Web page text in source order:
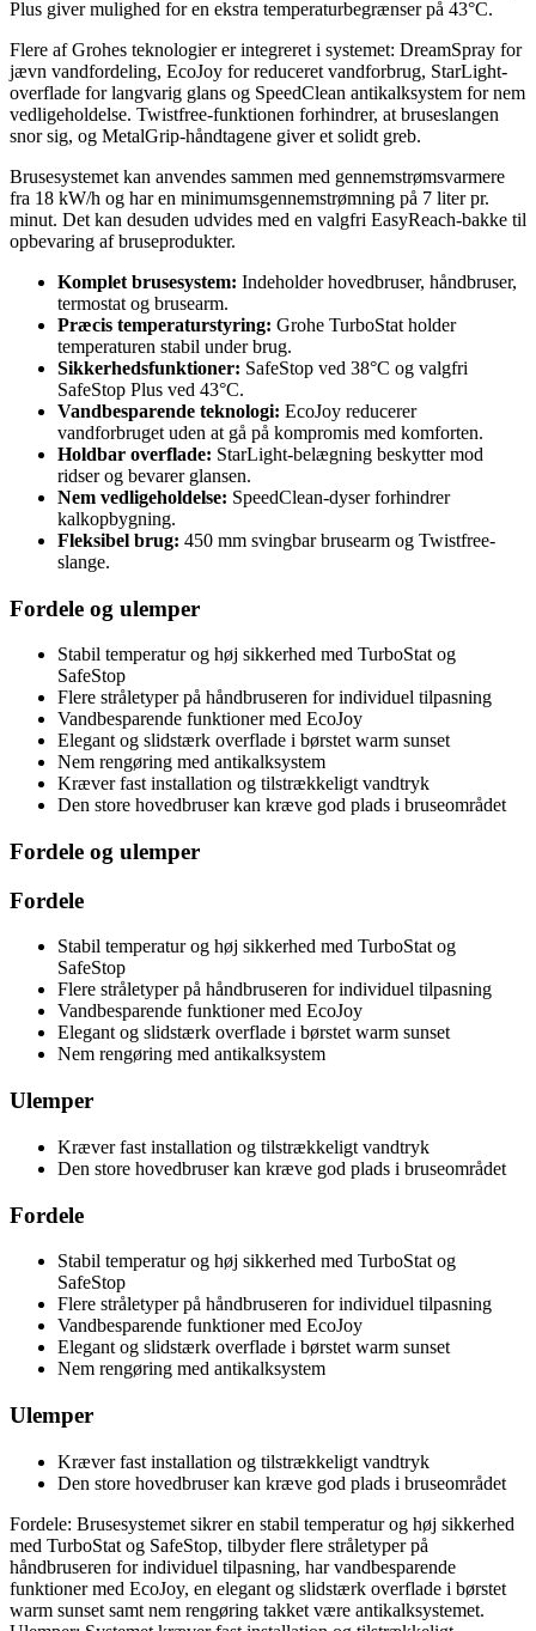
Plus giver mulighed for en ekstra temperaturbegrænser på 43°C.
Flere af Grohes teknologier er integreret i systemet: DreamSpray for
jævn vandfordeling, EcoJoy for reduceret vandforbrug, StarLight-
overflade for langvarig glans og SpeedClean antikalksystem for nem
vedligeholdelse. Twistfree-funktionen forhindrer, at bruseslangen
snor sig, og MetalGrip-håndtagene giver et solidt greb.
Brusesystemet kan anvendes sammen med gennemstrømsvarmere
fra 18 kW/h og har en minimumsgennemstrømning på 7 liter pr.
minut. Det kan desuden udvides med en valgfri EasyReach-bakke til
opbevaring af bruseprodukter.
Komplet brusesystem: Indeholder hovedbruser, håndbruser,
termostat og brusearm.
Præcis temperaturstyring: Grohe TurboStat holder
temperaturen stabil under brug.
Sikkerhedsfunktioner: SafeStop ved 38°C og valgfri
SafeStop Plus ved 43°C.
Vandbesparende teknologi: EcoJoy reducerer
vandforbruget uden at gå på kompromis med komforten.
Holdbar overflade: StarLight-belægning beskytter mod
ridser og bevarer glansen.
Nem vedligeholdelse: SpeedClean-dyser forhindrer
kalkopbygning.
Fleksibel brug: 450 mm svingbar brusearm og Twistfree-
slange.
Fordele og ulemper
Stabil temperatur og høj sikkerhed med TurboStat og
SafeStop
Flere stråletyper på håndbruseren for individuel tilpasning
Vandbesparende funktioner med EcoJoy
Elegant og slidstærk overflade i børstet warm sunset
Nem rengøring med antikalksystem
Kræver fast installation og tilstrækkeligt vandtryk
Den store hovedbruser kan kræve god plads i bruseområdet
Fordele og ulemper
Fordele
Stabil temperatur og høj sikkerhed med TurboStat og
SafeStop
Flere stråletyper på håndbruseren for individuel tilpasning
Vandbesparende funktioner med EcoJoy
Elegant og slidstærk overflade i børstet warm sunset
Nem rengøring med antikalksystem
Ulemper
Kræver fast installation og tilstrækkeligt vandtryk
Den store hovedbruser kan kræve god plads i bruseområdet
Fordele
Stabil temperatur og høj sikkerhed med TurboStat og
SafeStop
Flere stråletyper på håndbruseren for individuel tilpasning
Vandbesparende funktioner med EcoJoy
Elegant og slidstærk overflade i børstet warm sunset
Nem rengøring med antikalksystem
Ulemper
Kræver fast installation og tilstrækkeligt vandtryk
Den store hovedbruser kan kræve god plads i bruseområdet
Fordele: Brusesystemet sikrer en stabil temperatur og høj sikkerhed
med TurboStat og SafeStop, tilbyder flere stråletyper på
håndbruseren for individuel tilpasning, har vandbesparende
funktioner med EcoJoy, en elegant og slidstærk overflade i børstet
warm sunset samt nem rengøring takket være antikalksystemet.